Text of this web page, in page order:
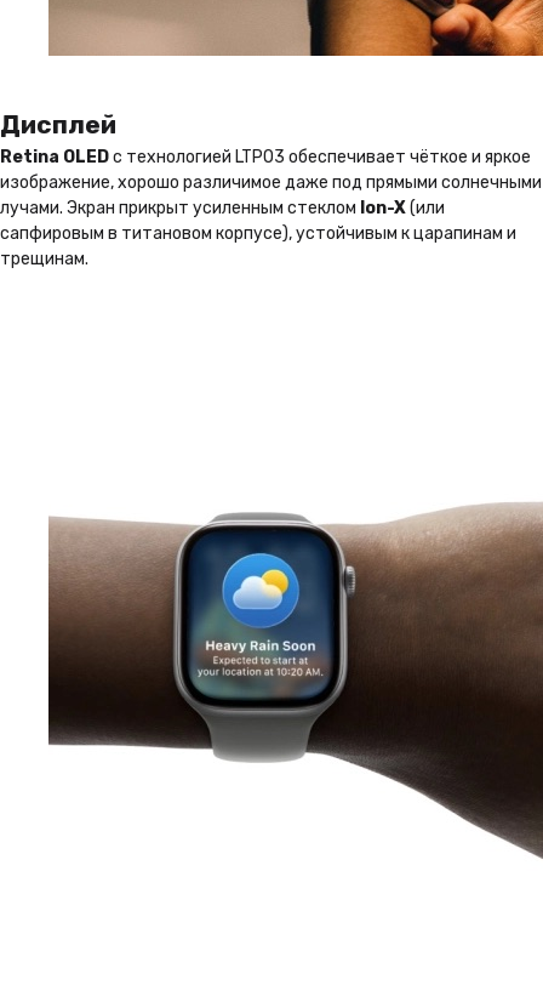
Дисплей
Retina OLEDс технологией LTPO3 обеспечивает чёткое и яркое
изображение, хорошо различимое даже под прямыми солнечными
лучами. Экран прикрыт усиленным стеклом Ion-X(или
сапфировым в титановом корпусе), устойчивым к царапинам и
трещинам.